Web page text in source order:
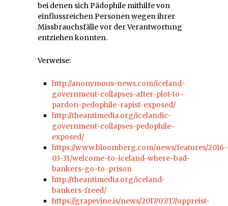
bei denen sich Pädophile mithilfe von
einflussreichen Personen wegen ihrer
Missbrauchsfälle vor der Verantwortung
entziehen konnten.
Verweise:
http://anonymous-news.com/iceland-
government-collapses-after-plot-to-
pardon-pedophile-rapist-exposed/
http://theantimedia.org/icelandic-
government-collapses-pedophile-
exposed/
https://www.bloomberg.com/news/features/2016-
03-31/welcome-to-iceland-where-bad-
bankers-go-to-prison
http://theantimedia.org/iceland-
bankers-freed/
https://grapevine.is/news/2017/07/17/uppreist-